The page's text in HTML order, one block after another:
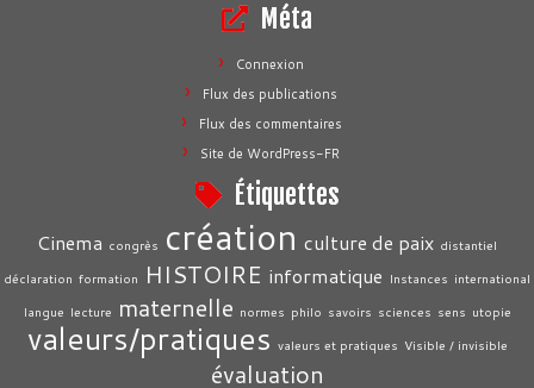
Méta
Connexion
Flux des publications
Flux des commentaires
Site de WordPress-FR
Étiquettes
Cinema congrès création culture de paix distantiel
déclaration formation HISTOIRE informatique Instances international
langue lecture maternelle normes philo savoirs sciences sens utopie
valeurs/pratiques valeurs et pratiques Visible / invisible
évaluation